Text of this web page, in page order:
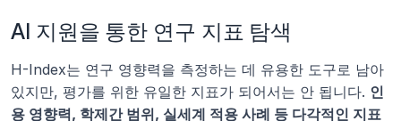
AI 지원을 통한 연구 지표 탐색
H-Index는 연구 영향력을 측정하는 데 유용한 도구로 남아
있지만, 평가를 위한 유일한 지표가 되어서는 안 됩니다. 인
용 영향력, 학제간 범위, 실세계 적용 사례 등 다각적인 지표